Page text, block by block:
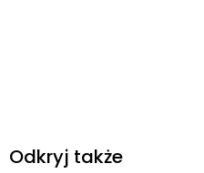
Odkryj także